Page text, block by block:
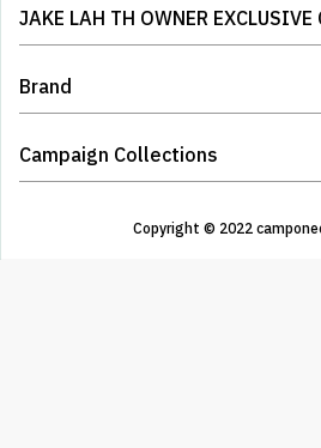
JAKE LAH TH OWNER EXCLUSIVE
Brand
Campaign Collections
Copyright © 2022